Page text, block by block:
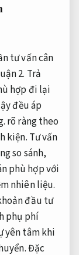
tư vấn cân
2. Trả
hợp đi lại
đều áp
rõ ràng theo
kiện. Tư vấn
so sánh,
phù hợp với
nhiên liệu.
đầu tư
phụ phí
yên tâm khi
Đặc